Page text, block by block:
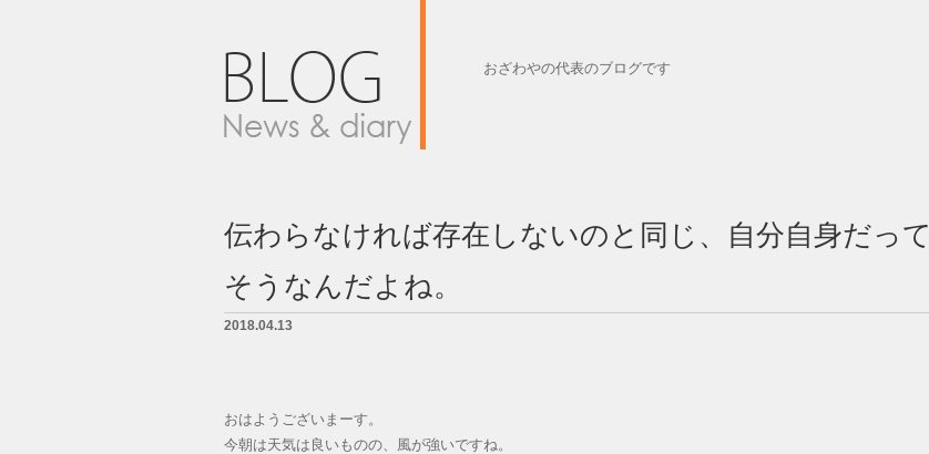
おざわやの代表のブログです
伝わらなければ存在しないのと同じ、自分自身だって
そうなんだよね。
2018.04.13
おはようございまーす。
今朝は天気は良いものの、風が強いですね。